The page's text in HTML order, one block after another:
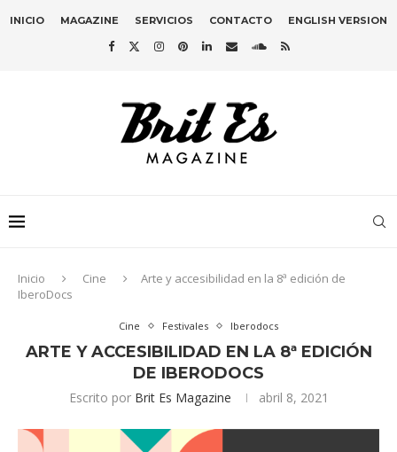
INICIO MAGAZINE SERVICIOS CONTACTO ENGLISH VERSION
Inicio Cine
Arte y accesibilidad en la 8ª edición de
IberoDocs
Cine Festivales Iberodocs
ARTE Y ACCESIBILIDAD EN LA 8ª EDICIÓN
DE IBERODOCS
Escrito por Brit Es Magazine abril 8, 2021